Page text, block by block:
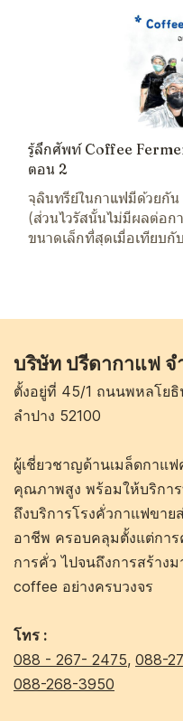
รู้ลึกศัพท์ Coffee
ตอน 2
จุลินทรีย์ในกาแฟมีด้วยกั
(ส่วนไวรัสนั้นไม่มีผลต่อกา
ขนาดเล็กที่สุดเมื่อเทียบ
บริษัท ปรีดากาแฟ จ
ตั้งอยู่ที่ 45/1 ถนนพหลโยธิ
ลำปาง 52100
ผู้เชี่ยวชาญด้านเมล็ดกาแ
คุณภาพสูง พร้อมให้บริกา
ถึงบริการโรงคั่วกาแฟขา
อาชีพ ครอบคลุมตั้งแต่กา
การคั่ว ไปจนถึงการสร้าง
coffee อย่างครบวงจร
โทร :
088 - 267- 2475, 088-
088-268-3950